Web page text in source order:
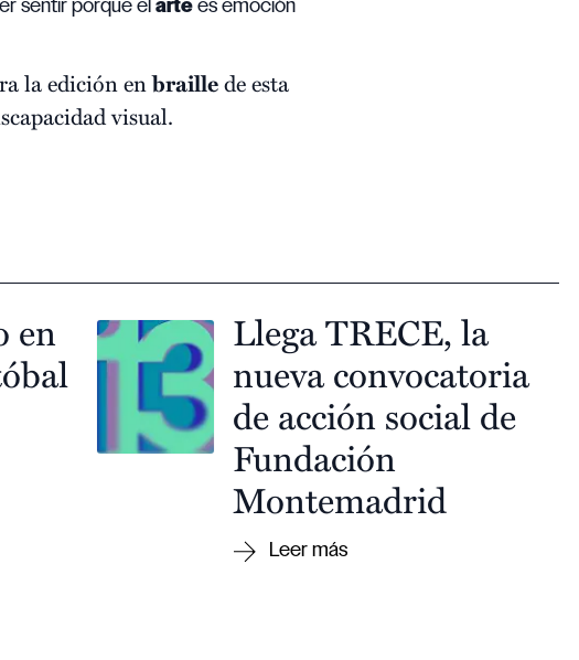
sentir porque el arte es emoción
la edición enbraillede esta
visual.
en
Llega TRECE, la
nueva convocatoria
de acción social de
Fundación
Montemadrid